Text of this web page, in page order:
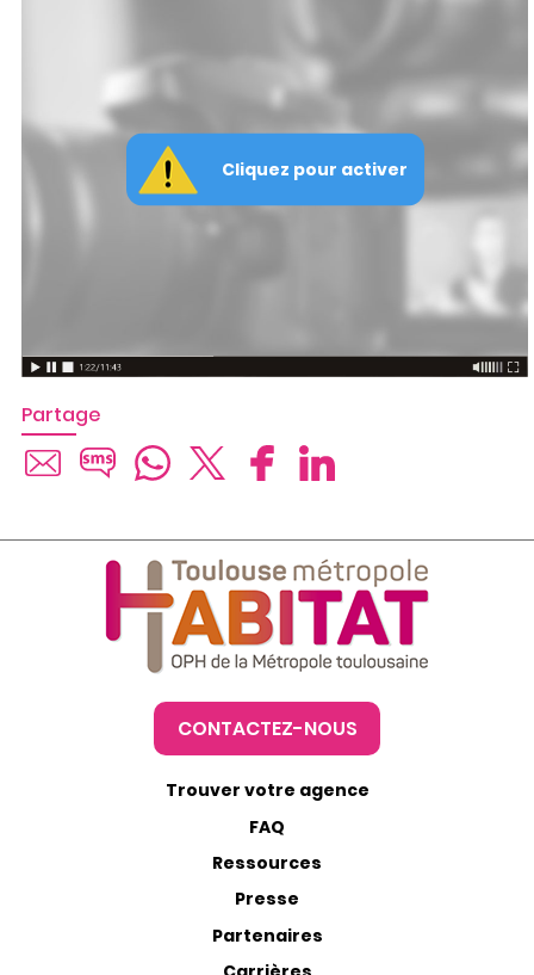
Partage
CONTACTEZ-NOUS
Trouver votre agence
FAQ
Ressources
Presse
Partenaires